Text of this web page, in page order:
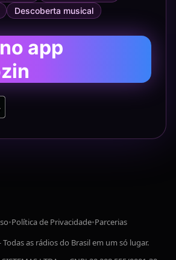
Descoberta musical
app
•Política de Privacidade•Parcerias
as rádios do Brasil em um só lugar.